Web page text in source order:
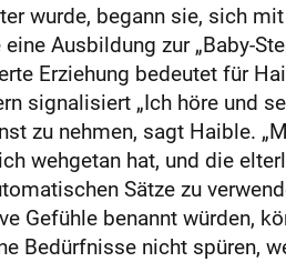
wurde, begann sie, sich
Ausbildung zur „Baby-
Erziehung bedeutet für
signalisiert „Ich höre und
zu nehmen, sagt Haible.
wehgetan hat, und die
Sätze zu
Gefühle benannt würden,
Bedürfnisse nicht spüren,